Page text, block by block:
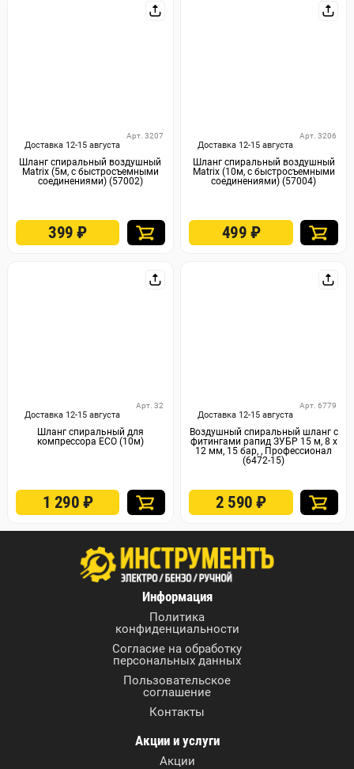
Доставка 12-15 августа
Арт. 3207
Шланг спиральный воздушный
Matrix (5м, с быстросъемными
соединениями) (57002)
399₽
Доставка 12-15 августа
Арт. 3206
Шланг спиральный воздушный
Matrix (10м, с быстросъемными
соединениями) (57004)
499 ₽
Доставка 12-15 августа
Арт. 32
Шланг спиральный для
компрессора ECO (10м)
1 290 ₽
Доставка 12-15 августа
Арт. 6779
Воздушный спиральный шланг с
фитингами рапид ЗУБР 15 м, 8 х
12 мм, 15 бар, , Профессионал
(6472-15)
2 590₽
Информация
Политика
конфиденциальности
Согласие на обработку
персональных данных
Пользовательское
соглашение
Контакты
Акции и услуги
Акции